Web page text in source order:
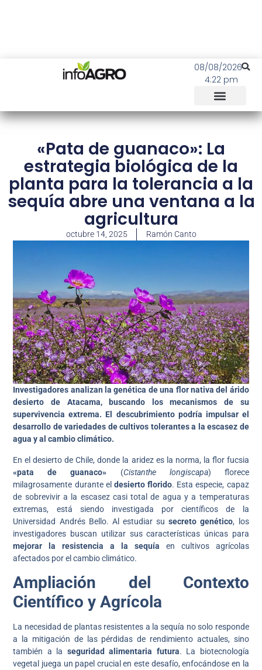
08/08/2026
4:22 pm
«Pata de guanaco»: La
estrategia biológica de la
planta para la tolerancia a la
sequía abre una ventana a la
agricultura
octubre 14, 2025 Ramón Canto
Investigadores analizan la genética de una flor nativa del árido
desierto de Atacama, buscando los mecanismos de su
supervivencia extrema. El descubrimiento podría impulsar el
desarrollo de variedades de cultivos tolerantes a la escasez de
agua y al cambio climático.
En el desierto de Chile, donde la aridez es la norma, la flor fucsia
«pata de guanaco» (Cistanthe longiscapa) florece
milagrosamente durante el desierto florido. Esta especie, capaz
de sobrevivir a la escasez casi total de agua y a temperaturas
extremas, está siendo investigada por científicos de la
Universidad Andrés Bello. Al estudiar susecreto genético, los
investigadores buscan utilizar sus características únicas para
mejorar la resistencia a la sequía en cultivos agrícolas
afectados por el cambio climático.
Ampliación del Contexto
Científico y Agrícola
La necesidad de plantas resistentes a la sequía no solo responde
a la mitigación de las pérdidas de rendimiento actuales, sino
también a la seguridad alimentaria futura. La biotecnología
vegetal juega un papel crucial en este desafío, enfocándose en la